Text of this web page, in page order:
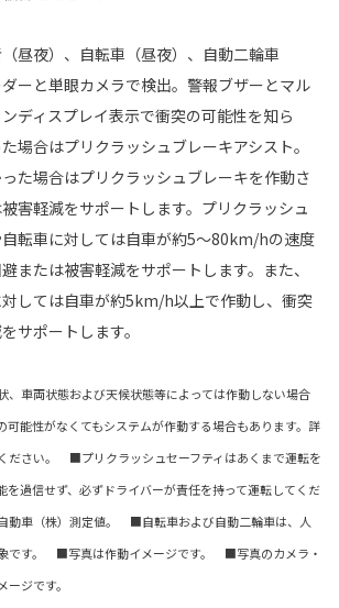
昼夜）、自転車（昼夜）、自動二輪車
ダーと単眼カメラで検出。警報ブザーとマル
ディスプレイ表示で衝突の可能性を知ら
場合はプリクラッシュブレーキアシスト。
た場合はプリクラッシュブレーキを作動さ
害軽減をサポートします。プリクラッシュ
転車に対しては自車が約5〜80km/hの速度
または被害軽減をサポートします。また、
しては自車が約5km/h以上で作動し、衝突
サポートします。
車両状態および天候状態等によっては作動しない場合
可能性がなくてもシステムが作動する場合もあります。詳
ださい。 ■プリクラッシュセーフティはあくまで運転を
を過信せず、必ずドライバーが責任を持って運転してくだ
車（株）測定値。 ■自転車および自動二輪車は、人
です。 ■写真は作動イメージです。 ■写真のカメラ・
ジです。